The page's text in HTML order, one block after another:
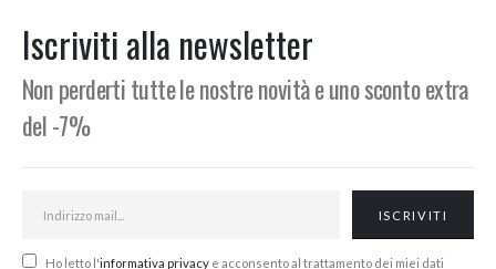
Iscriviti alla newsletter
Non perderti tutte le nostre novità e uno sconto extra
del -7%
Ho letto l'informativa privacy e acconsento al trattamento dei miei dati